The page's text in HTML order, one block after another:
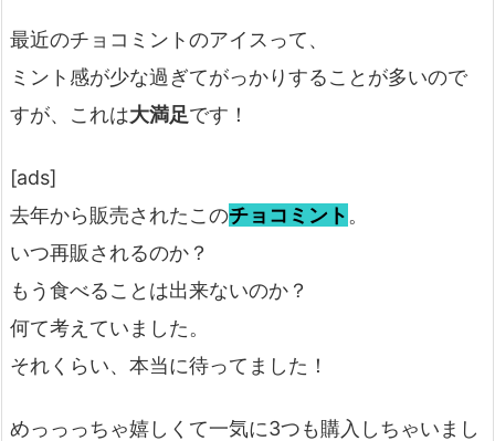
最近のチョコミントのアイスって、
ミント感が少な過ぎてがっかりすることが多いので
すが、これは大満足です！
[ads]
去年から販売されたこのチョコミント 。
いつ再販されるのか？
もう食べることは出来ないのか？
何て考えていました。
それくらい、本当に待ってました！
めっっっちゃ嬉しくて一気に3つも購入しちゃいまし